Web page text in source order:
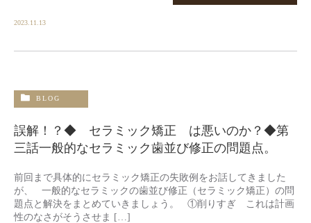
2023.11.13
BLOG
誤解！？◆ セラミック矯正 は悪いのか？◆第
三話一般的なセラミック歯並び修正の問題点。
前回まで具体的にセラミック矯正の失敗例をお話してきました
が、 一般的なセラミックの歯並び修正（セラミック矯正）の問
題点と解決をまとめていきましょう。 ①削りすぎ これは計画
性のなさがそうさせま […]